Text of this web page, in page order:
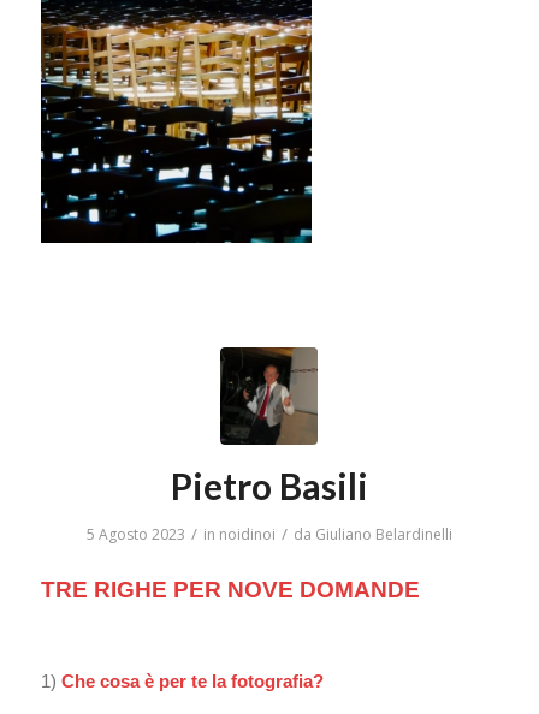
Pietro Basili
5 Agosto 2023 / in noidinoi / da Giuliano Belardinelli
TRE RIGHE PER NOVE DOMANDE
1) Che cosa è per te la fotografia?